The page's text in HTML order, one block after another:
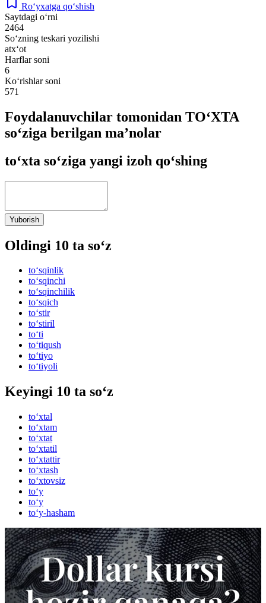
Ro‘yxatga qo‘shish
Saytdagi o‘rni
2464
So‘zning teskari yozilishi
atx‘ot
Harflar soni
6
Ko‘rishlar soni
571
Foydalanuvchilar tomonidan TO‘XTA
so‘ziga berilgan ma’nolar
to‘xta so‘ziga yangi izoh qo‘shing
Yuborish
Oldingi 10 ta so‘z
to‘sqinlik
to‘sqinchi
to‘sqinchilik
to‘sqich
to‘stir
to‘stiril
to‘ti
to‘tiqush
to‘tiyo
to‘tiyoli
Keyingi 10 ta so‘z
to‘xtal
to‘xtam
to‘xtat
to‘xtatil
to‘xtattir
to‘xtash
to‘xtovsiz
to‘y
to‘y
to‘y-hasham